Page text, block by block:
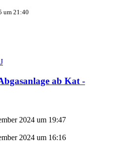
um 21:40
ab Kat -
2024 um 19:47
2024 um 16:16